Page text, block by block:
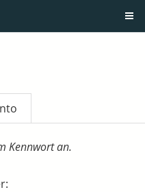
Kennwort an.